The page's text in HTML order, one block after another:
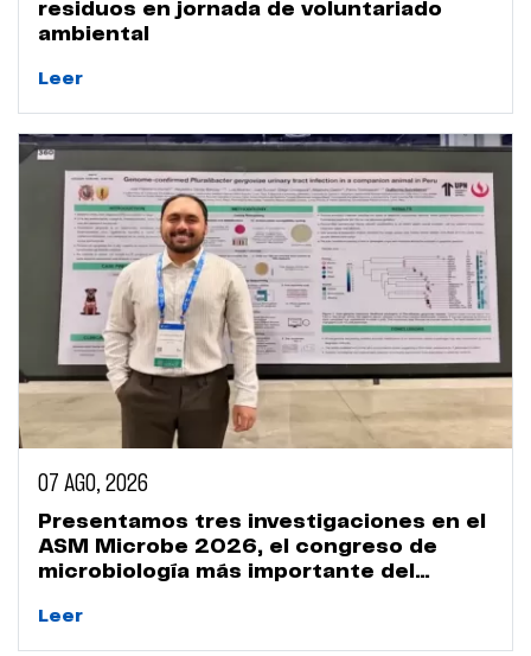
residuos en jornada de voluntariado
ambiental
Leer
07 AGO, 2026
Presentamos tres investigaciones en el
ASM Microbe 2026, el congreso de
microbiología más importante del
Leer